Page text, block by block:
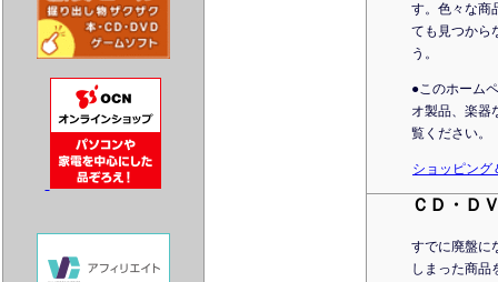
す。色々な商
ても見つから
う。
●このホーム
オ製品、楽器
覧ください。
ショッピング
ＣＤ・Ｄ
すでに廃盤に
しまった商品